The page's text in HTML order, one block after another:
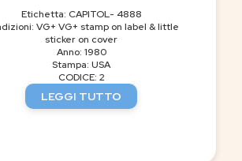
Etichetta: CAPITOL- 4888
VG+ VG+ stamp on label & little
sticker on cover
Anno: 1980
Stampa: USA
CODICE: 2
LEGGI TUTTO